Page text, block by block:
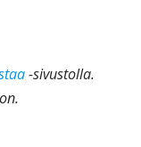
-sivustolla.